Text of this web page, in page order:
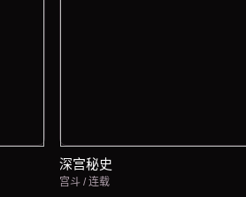
深宫秘史
宫斗 / 连载